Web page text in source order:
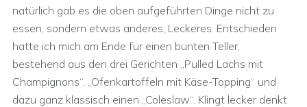
natürlich gab es die oben aufgeführten Dinge nicht zu
essen, sondern etwas anderes, Leckeres. Entschieden
hatte ich mich am Ende für einen bunten Teller,
bestehend aus den drei Gerichten „Pulled Lachs mit
Champignons“, „Ofenkartoffeln mit Käse-Topping“ und
dazu ganz klassisch einen „Coleslaw“. Klingt lecker denkt